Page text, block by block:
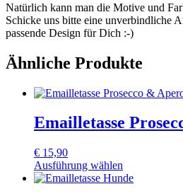
Natürlich kann man die Motive und
Schicke uns bitte eine unverbindliche
passende Design für Dich :-)
Ähnliche Produkte
Emailletasse
€ 15,90
Ausführung wählen
Dieses